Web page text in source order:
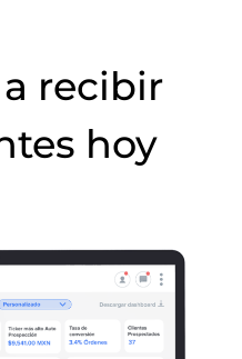
recibir
hoy